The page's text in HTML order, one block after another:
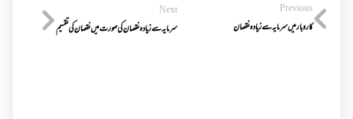
Previous
کاروبار میں سرمایہ سے زیادہ نقصان
Next
سرمایہ سے زیادہ نقصان کی صورت میں نقصان کی تقسیم